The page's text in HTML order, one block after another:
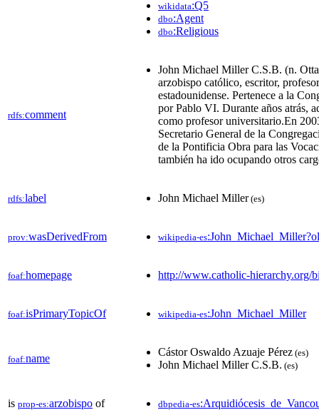
wikidata:Q5
dbo:Agent
dbo:Religious
rdfs:comment
John Michael Miller C.S.B. (n.
arzobispo católico, escritor,
estadounidense. Pertenece a la
por Pablo VI. Durante años atrás,
como profesor universitario.En
Secretario General de la
de la Pontificia Obra para las
también ha ido ocupando otros
rdfs:label John Michael Miller(es)
prov:wasDerivedFrom wikipedia-es
foaf:homepage http://www.catholic-hierarchy.org/
foaf:isPrimaryTopicOf wikipedia-es:John_Michael_Miller
foaf:name
Cástor Oswaldo Azuaje Pérez (es)
John Michael Miller C.S.B. (es)
is prop-es:arzobispo of dbpedia-es